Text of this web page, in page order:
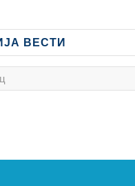
ВЕСТИ